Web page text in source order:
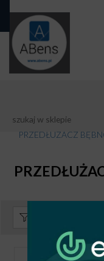
SKLEP
PRZEDŁUŻACZ